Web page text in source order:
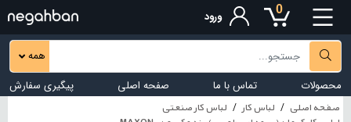
0 ورود
همه
محصولات
تماس با ما صفحه اصلی پیگیری سفارش
صفحه اصلی لباس کار
لباس کار صنعتی